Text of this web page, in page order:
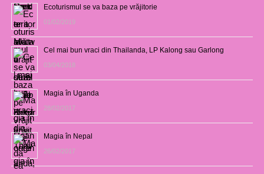
Ecoturismul se va baza pe vrăjitorie
01/02/2019
Cel mai bun vraci din Thailanda, LP Kalong sau Garlong
03/04/2018
Magia în Uganda
28/02/2017
Magia în Nepal
26/02/2017